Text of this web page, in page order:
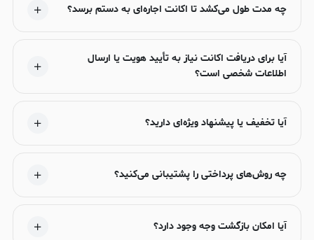
چه مدت طول می‌کشد تا اکانت اجاره‌ای به دستم برسد؟
آیا برای دریافت اکانت نیاز به تأیید هویت یا ارسال
اطلاعات شخصی است؟
آیا تخفیف یا پیشنهاد ویژه‌ای دارید؟
چه روش‌های پرداختی را پشتیبانی می‌کنید؟
آیا امکان بازگشت وجه وجود دارد؟